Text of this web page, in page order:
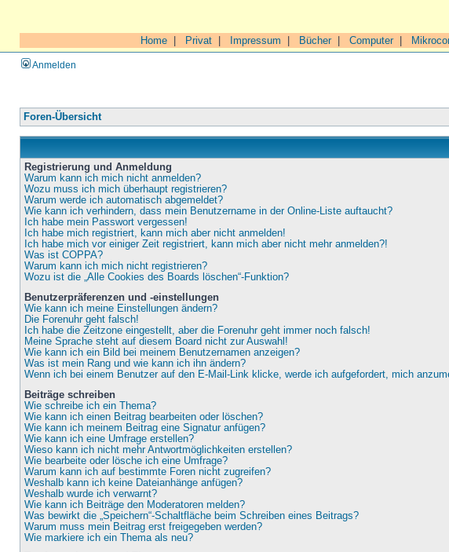
Home Privat Impressum Bücher| Computer|
Anmelden
Foren-Übersicht
Registrierung und Anmeldung
Warum kann ich mich nicht anmelden?
Wozu muss ich mich überhaupt registrieren?
Warum werde ich automatisch abgemeldet?
Wie kann ich verhindern, dass mein Benutzername in der Online-Liste auftaucht?
Ich habe mein Passwort vergessen!
Ich habe mich registriert, kann mich aber nicht anmelden!
Ich habe mich vor einiger Zeit registriert, kann mich aber nicht mehr anmelden?!
Was ist COPPA?
Warum kann ich mich nicht registrieren?
Wozu ist die „Alle Cookies des Boards löschen“-Funktion?
Benutzerpräferenzen und -einstellungen
Wie kann ich meine Einstellungen ändern?
Die Forenuhr geht falsch!
Ich habe die Zeitzone eingestellt, aber die Forenuhr geht immer noch falsch!
Meine Sprache steht auf diesem Board nicht zur Auswahl!
Wie kann ich ein Bild bei meinem Benutzernamen anzeigen?
Was ist mein Rang und wie kann ich ihn ändern?
Wenn ich bei einem Benutzer auf den E-Mail-Link klicke, werde ich aufgefordert, mich
Beiträge schreiben
Wie schreibe ich ein Thema?
Wie kann ich einen Beitrag bearbeiten oder löschen?
Wie kann ich meinem Beitrag eine Signatur anfügen?
Wie kann ich eine Umfrage erstellen?
Wieso kann ich nicht mehr Antwortmöglichkeiten erstellen?
Wie bearbeite oder lösche ich eine Umfrage?
Warum kann ich auf bestimmte Foren nicht zugreifen?
Weshalb kann ich keine Dateianhänge anfügen?
Weshalb wurde ich verwarnt?
Wie kann ich Beiträge den Moderatoren melden?
Was bewirkt die „Speichern“-Schaltfläche beim Schreiben eines Beitrags?
Warum muss mein Beitrag erst freigegeben werden?
Wie markiere ich ein Thema als neu?